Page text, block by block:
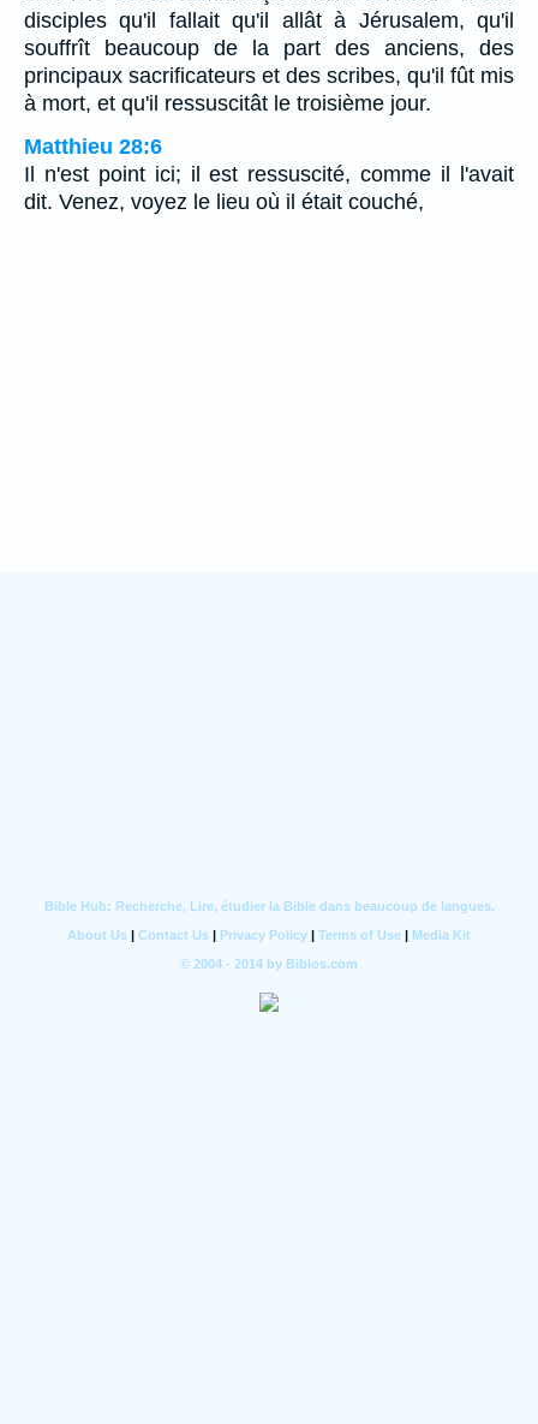
disciples qu'il fallait qu'il allât à Jérusalem, qu'il
souffrît beaucoup de la part des anciens, des
principaux sacrificateurs et des scribes, qu'il fût mis
à mort, et qu'il ressuscitât le troisième jour.
Matthieu 28:6
Il n'est point ici; il est ressuscité, comme il l'avait
dit. Venez, voyez le lieu où il était couché,